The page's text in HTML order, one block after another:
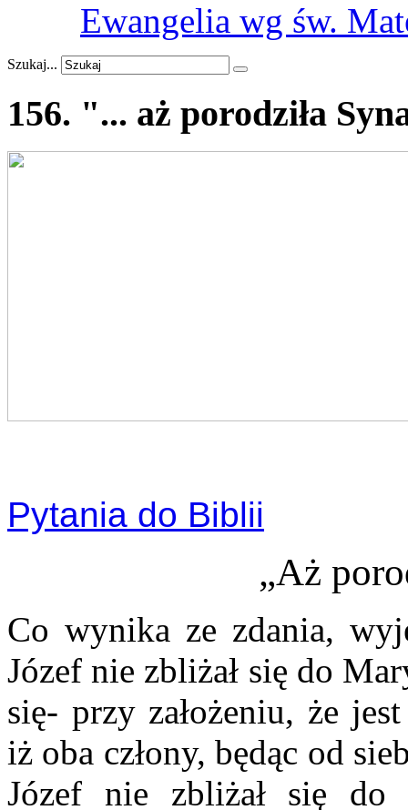
Ewangelia wg św.
Szukaj...
156. "... aż porodziła
Pytania do Biblii
„Aż
Co wynika ze zdania,
Józef nie zbliżał się do
się- przy założeniu, że
iż oba człony, będąc od
Józef nie zbliżał się